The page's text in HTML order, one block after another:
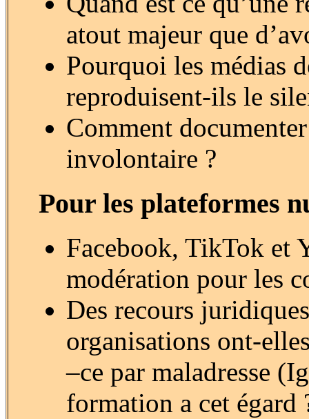
atout majeur que
Pourquoi les médias
reproduisent-ils le
Comment
involontaire ?
Pour les plateformes
Facebook, TikTok et
modération pour les
Des recours
organisations ont-
–ce par maladresse
formation a cet égard